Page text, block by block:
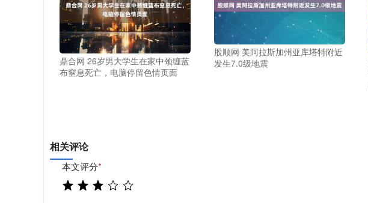
鼎合网 26岁男大学生在家中颈缠蓝
布窒息死亡，电脑停留色情页面
股顺网 美阿拉斯加州亚库塔特附近
发生7.0级地震
相关评论
本文评分*